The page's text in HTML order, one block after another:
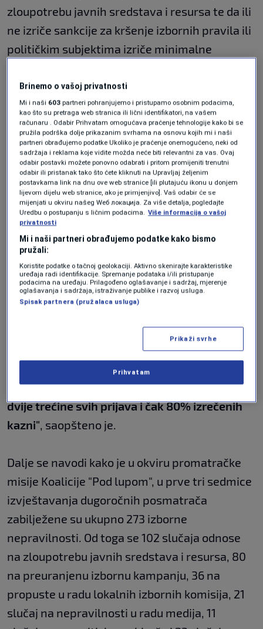
zloupotrebu javnih sredstava i resursa te da ili
ne izriče sankcije za kršenje izbornih pravila ili
političkim subjektima izriče minimalne
Kako navode iz Koalicije, od 393 prijave CIK-u,
izrečene su sankcije u samo 59 slučajeva tj. tek
svaka sedma prijava rezultira kaznom.
"Minimalna moguća sankcija propisana
zakonom za političke subjekte je 3.000 KM, a
prosječna sankcija koju je CIK izricao u
dosadašnjim slučajevima je 3.750 KM. Do sada
nije bilo nijedne sankcije koja je približna
maksimalnoj od 30.000 KM za političke
subjekte i dodatno 15.000 KM za
slučaju onih političkih subjekata koji su
višestruki povratnici u kršenju izbornih
pravila. Naime, na 10 političkih stranaka koje
kontinuirano krše izborna pravila odnosi se
dvije trećine svih prijava i čak 80% izrečenih
kazni", saopšteno je.
Dalje se navodi kako je u okviru promatračke
misije Koalicije "Pod lupom", u prve tri sedmice
izvještavanja dugoročnih posmatrača
zabilježene su ukupno 273 izborne
nepravilnosti. Od toga se 102 slučaja odnose
na zloupotrebu javnih sredstava i resursa, 80
na preuranjenu izbornu kampanju, 36 na
propuste u radu lokalnih izbornih komisija, 21
slučaj na nepravilnosti u radu medija, 11
Brinemo o vašoj privatnosti
Mi i naši 603 partneri pohranjujemo i pristupamo osobnim podacima,
kao što su pretraga web stranica ili lični identifikatori, na vašem
računaru . Odabir Prihvatam omogućava praćenje tehnologije kako bi se
pružila podrška dolje prikazanim svrhama na osnovu kojih mi i naši
partneri obrađujemo podatke Ukoliko je praćenje onemogućeno, neki od
sadržaja i reklama koje vidite možda neće biti relevantni za vas. Ovaj
odabir postavki možete ponovno odabrati i pritom promijeniti trenutni
odabir ili pristanak tako što ćete kliknuti na Upravljaj željenim
postavkama link na dnu ove web stranice [ili plutajuću ikonu u donjem
lijevom dijelu web stranice, ako je primjenjivo]. Vaš odabir će se
mijenjati u okviru našeg Wеб локација. Za više detalja, pogledajte
Uredbu o postupanju s ličnim podacima. Više informacija o vašoj
privatnosti
Mi i naši partneri obrađujemo podatke kako bismo
pružali:
Koristite podatke o tačnoj geolokaciji. Aktivno skenirajte karakteristike
uređaja radi identifikacije. Spremanje podataka i/ili pristupanje
podacima na uređaju. Prilagođeno oglašavanje i sadržaj, mjerenje
oglašavanja i sadržaja, istraživanje publike i razvoj usluga.
Spisak partnera (pružalaca usluga)
Prikaži svrhe
Prihvatam